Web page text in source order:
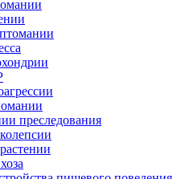
преследования